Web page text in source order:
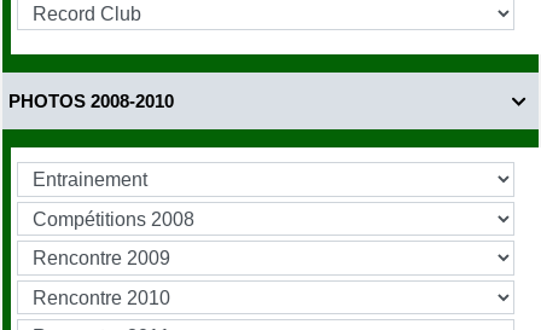

PHOTOS 2008-2010